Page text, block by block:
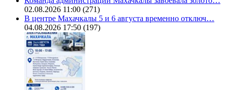
02.08.2026 11:00 (271)
В центре Махачкалы 5 и 6 августа временно отключ…
04.08.2026 17:50 (197)